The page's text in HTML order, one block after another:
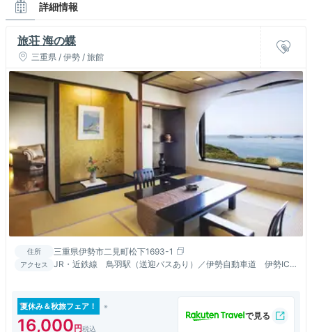
詳細情報
旅荘 海の蝶
三重県 / 伊勢 / 旅館
住所 三重県伊勢市二見町松下1693-1
アクセス
JR・近鉄線 鳥羽駅（送迎バスあり）／伊勢自動車道 伊勢IC
夏休み＆秋旅フェア！
16,000